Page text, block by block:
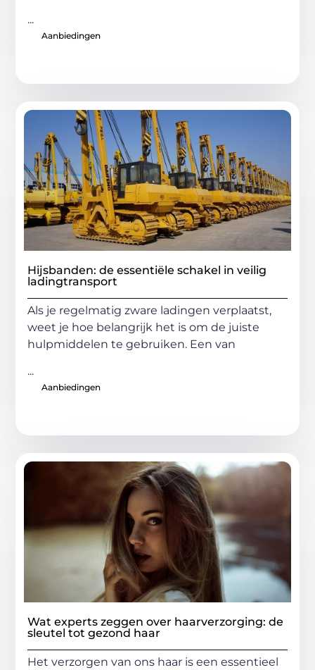
...
Aanbiedingen
Hijsbanden: de essentiële schakel in veilig
ladingtransport
Als je regelmatig zware ladingen verplaatst,
weet je hoe belangrijk het is om de juiste
hulpmiddelen te gebruiken. Een van
...
Aanbiedingen
Wat experts zeggen over haarverzorging: de
sleutel tot gezond haar
Het verzorgen van ons haar is een essentieel